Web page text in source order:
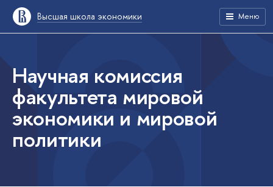
Высшая школа экономики Меню
Научная комиссия
факультета мировой
экономики и мировой
политики